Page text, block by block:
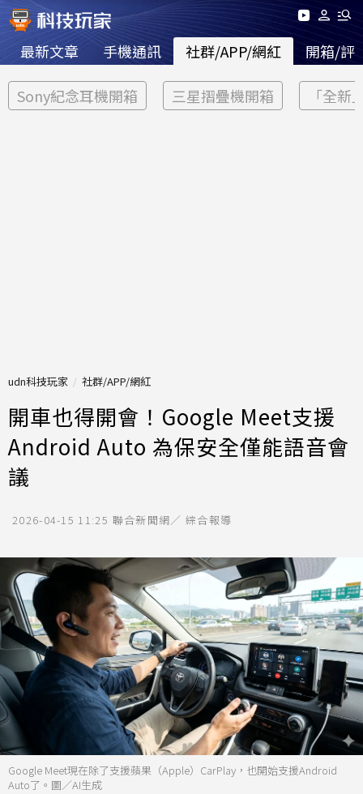
最新文章 手機通訊 社群/APP/網紅 開箱/評
Sony紀念耳機開箱 三星摺疊機開箱 「全新
udn科技玩家 社群/APP/網紅
開車也得開會！Google Meet支援
Android Auto 為保安全僅能語音會
議
2026-04-15 11:25 聯合新聞網／ 綜合報導
Google Meet現在除了支援蘋果（Apple）CarPlay，也開始支援Android
Auto了。圖／AI生成